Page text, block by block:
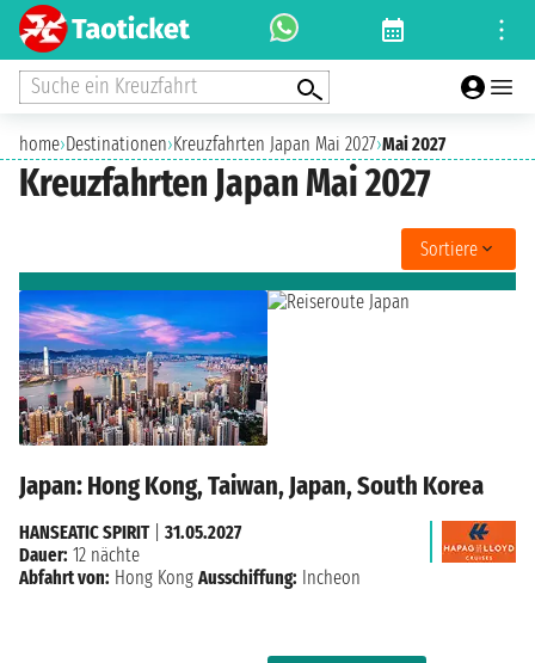
Suche ein Kreuzfahrt
home›Destinationen›Kreuzfahrten Japan Mai 2027›Mai 2027
Kreuzfahrten Japan Mai 2027
Sortiere
Japan: Hong Kong, Taiwan, Japan, South Korea
HANSEATIC SPIRIT| 31.05.2027
Dauer: 12 nächte
Abfahrt von: Hong Kong Ausschiffung: Incheon